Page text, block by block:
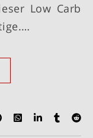
Low Carb